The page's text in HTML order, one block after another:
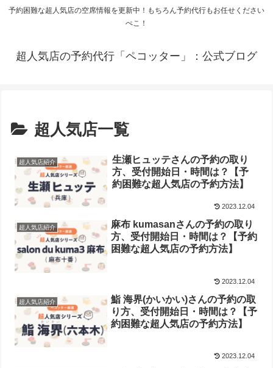
予約困難な超人気店の空席情報を更新中！もちろん予約代行もお任せください
ぺこ！
超人気店の予約代行「ペコッター」：公式ブログ
超人気店一覧
超人気店紹介
生瀬ヒュッテさんの予約の取り
方、受付開始日・時間は？【予
約困難な超人気店の予約方法】
2023.12.04
超人気店紹介
麻布 kumasanさんの予約の取り
方、受付開始日・時間は？【予約
困難な超人気店の予約方法】
2023.12.04
超人気店紹介
鮨 海界(かいかい)さんの予約の取
り方、受付開始日・時間は？【予
約困難な超人気店の予約方法】
2023.12.04